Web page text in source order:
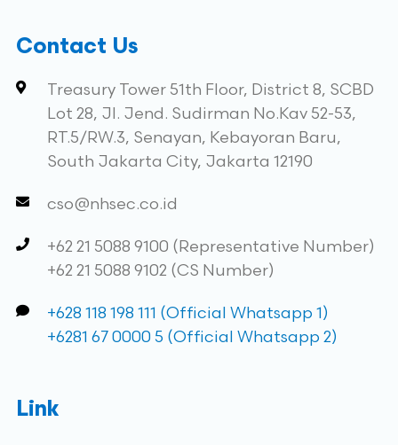
Contact Us
Treasury Tower 51th Floor, District 8, SCBD
Lot 28, Jl. Jend. Sudirman No.Kav 52-53,
RT.5/RW.3, Senayan, Kebayoran Baru,
South Jakarta City, Jakarta 12190
cso@nhsec.co.id
+62 21 5088 9100 (Representative Number)
+62 21 5088 9102 (CS Number)
+628 118 198 111 (Official Whatsapp 1)
+6281 67 0000 5 (Official Whatsapp 2)
Link